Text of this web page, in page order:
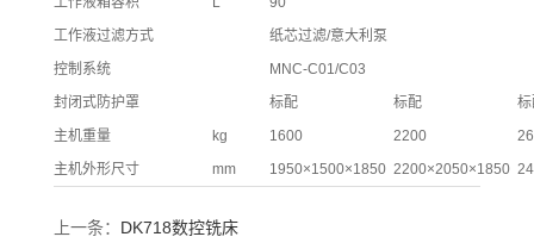
工作液过滤方式
纸芯过滤/意大利泵
控制系统
MNC-C01/C03
封闭式防护罩
标配 标配
主机重量
kg 1600 2200
主机外形尺寸
mm 1950×1500×1850 2200×2050×1850
上一条： DK718数控铣床